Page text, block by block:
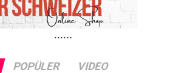
POPÜLER VIDEO